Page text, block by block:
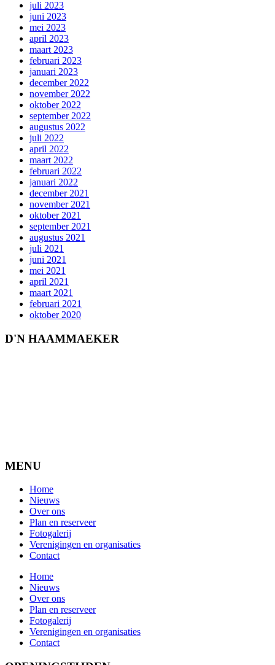
juli 2023
juni 2023
mei 2023
april 2023
maart 2023
februari 2023
januari 2023
december 2022
november 2022
oktober 2022
september 2022
augustus 2022
juli 2022
april 2022
maart 2022
februari 2022
januari 2022
december 2021
november 2021
oktober 2021
september 2021
augustus 2021
juli 2021
juni 2021
mei 2021
april 2021
maart 2021
februari 2021
oktober 2020
D'N HAAMMAEKER
MENU
Home
Nieuws
Over ons
Plan en reserveer
Fotogalerij
Verenigingen en organisaties
Contact
Home
Nieuws
Over ons
Plan en reserveer
Fotogalerij
Verenigingen en organisaties
Contact